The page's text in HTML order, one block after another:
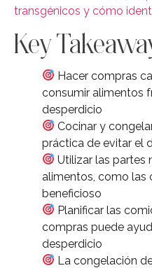
transgénicos y cómo
Key
Hacer compras
consumir alimentos
desperdicio
Cocinar y
práctica de evitar el
Utilizar las partes
alimentos, como las
beneficioso
Planificar las
compras puede
desperdicio
La congelación